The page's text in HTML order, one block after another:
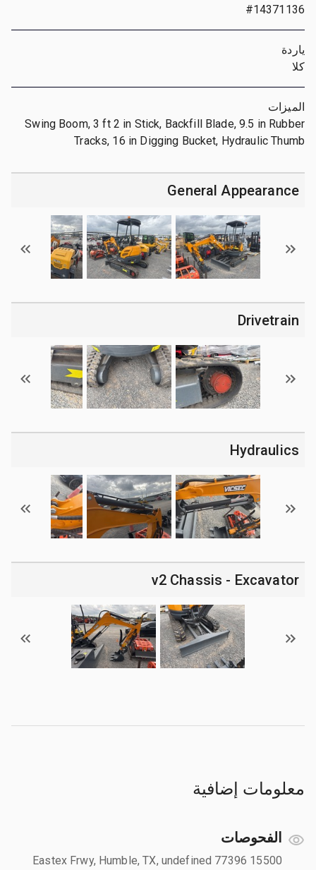
#14371136
ياردة
كلا
الميزات
Swing Boom, 3 ft 2 in Stick, Backfill Blade, 9.5 in Rubber
Tracks, 16 in Digging Bucket, Hydraulic Thumb
General Appearance
Drivetrain
Hydraulics
v2 Chassis - Excavator
معلومات إضافية
الفحوصات
15500 Eastex Frwy, Humble, TX, undefined 77396